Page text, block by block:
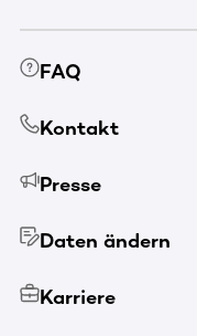
FAQ
Kontakt
Presse
Daten ändern
Karriere